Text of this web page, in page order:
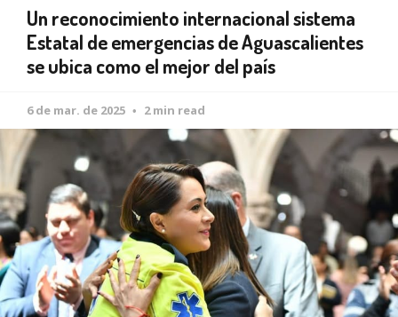
Un reconocimiento internacional sistema
Estatal de emergencias de Aguascalientes
se ubica como el mejor del país
6 de mar. de 2025 2 min read